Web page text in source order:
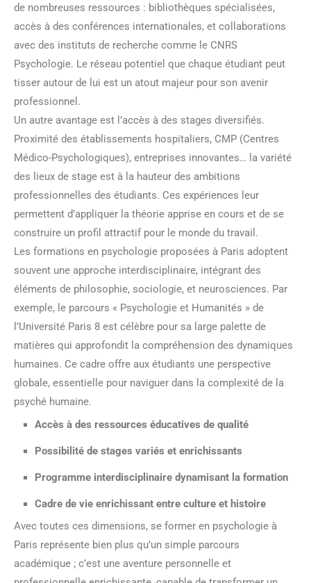
de nombreuses ressources : bibliothèques spécialisées,
accès à des conférences internationales, et collaborations
avec des instituts de recherche comme le CNRS
Psychologie. Le réseau potentiel que chaque étudiant peut
tisser autour de lui est un atout majeur pour son avenir
professionnel.
Un autre avantage est l’accès à des stages diversifiés.
Proximité des établissements hospitaliers, CMP (Centres
Médico-Psychologiques), entreprises innovantes… la variété
des lieux de stage est à la hauteur des ambitions
professionnelles des étudiants. Ces expériences leur
permettent d’appliquer la théorie apprise en cours et de se
construire un profil attractif pour le monde du travail.
Les formations en psychologie proposées à Paris adoptent
souvent une approche interdisciplinaire, intégrant des
éléments de philosophie, sociologie, et neurosciences. Par
exemple, le parcours « Psychologie et Humanités » de
l’Université Paris 8 est célèbre pour sa large palette de
matières qui approfondit la compréhension des dynamiques
humaines. Ce cadre offre aux étudiants une perspective
globale, essentielle pour naviguer dans la complexité de la
psyché humaine.
Accès à des ressources éducatives de qualité
Possibilité de stages variés et enrichissants
Programme interdisciplinaire dynamisant la formation
Cadre de vie enrichissant entre culture et histoire
Avec toutes ces dimensions, se former en psychologie à
Paris représente bien plus qu’un simple parcours
académique ; c’est une aventure personnelle et